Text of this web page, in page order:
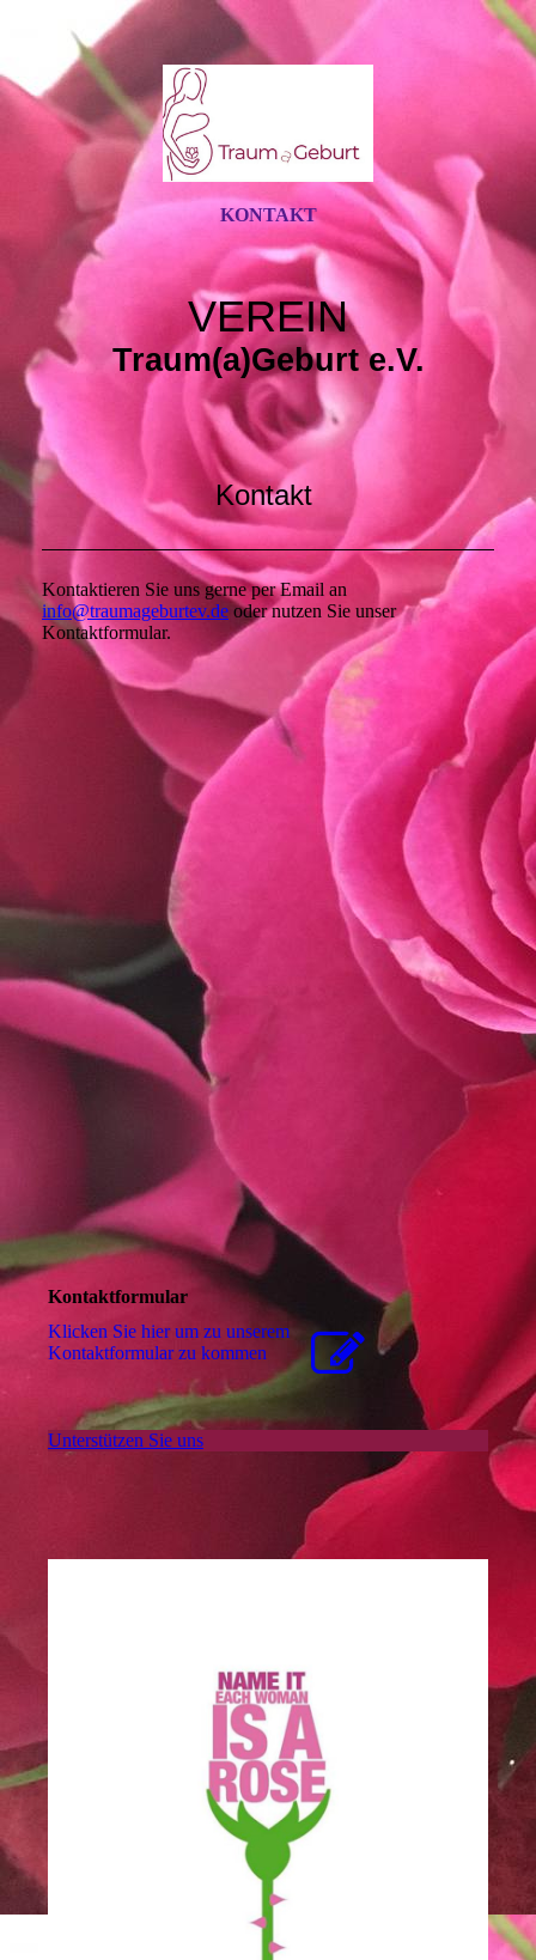
KONTAKT
VEREIN
Traum(a)Geburt e.V.
Kontakt
Kontaktieren Sie uns gerne per Email an
info@traumageburtev.de oder nutzen Sie unser
Kontaktformular.
Kontaktformular
Klicken Sie hier um zu unserem
Kon­takt­for­mu­lar zu kommen
Unterstützen Sie uns